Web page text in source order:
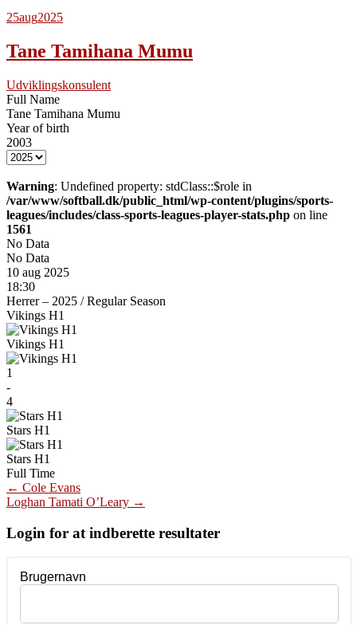
25aug2025
Tane Tamihana Mumu
Udviklingskonsulent
Full Name
Tane Tamihana Mumu
Year of birth
2003
Warning: Undefined property: stdClass::$role in
/var/www/softball.dk/public_html/wp-content/plugins/sports-
leagues/includes/class-sports-leagues-player-stats.php on line
1561
No Data
No Data
10 aug 2025
18:30
Herrer – 2025 /Regular Season
Vikings H1
Vikings H1
1
-
4
Stars H1
Stars H1
Full Time
Post
navigation
← Cole Evans
Loghan Tamati O’Leary →
Login for at indberette resultater
Brugernavn